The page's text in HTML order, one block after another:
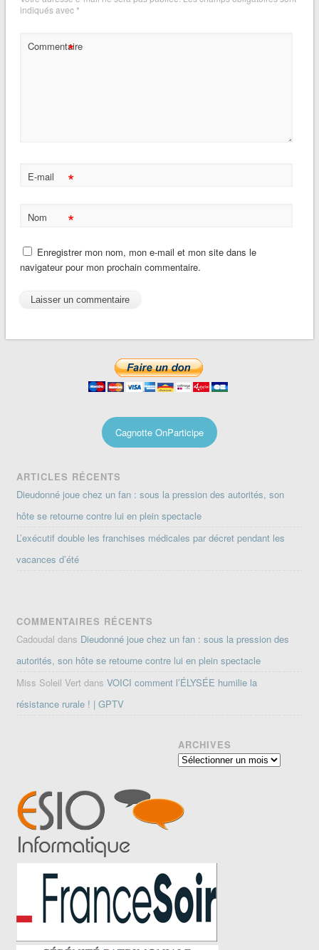
indiqués avec*
Commentaire
*
E-mail *
Nom *
Enregistrer mon nom, mon e-mail et mon site dans le
navigateur pour mon prochain commentaire.
Cagnotte OnParticipe
ARTICLES RÉCENTS
Dieudonné joue chez un fan : sous la pression des autorités, son
hôte se retourne contre lui en plein spectacle
L’exécutif double les franchises médicales par décret pendant les
vacances d’été
COMMENTAIRES RÉCENTS
Cadoudal dans Dieudonné joue chez un fan : sous la pression des
autorités, son hôte se retourne contre lui en plein spectacle
Miss Soleil Vert dansVOICI comment l’ÉLYSÉE humilie la
résistance rurale ! | GPTV
ARCHIVES
Archives